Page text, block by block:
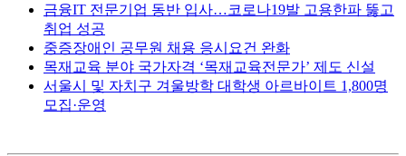
금융IT 전문기업 동반 입사…코로나19발 고용한파 뚫고
취업 성공
중증장애인 공무원 채용 응시요건 완화
목재교육 분야 국가자격 ‘목재교육전문가’ 제도 신설
서울시 및 자치구 겨울방학 대학생 아르바이트 1,800명
모집·운영